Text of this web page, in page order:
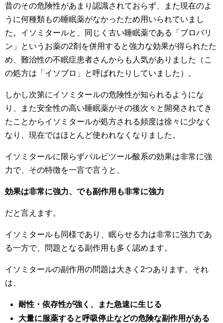
昔のその危険性があまり認識されておらず、また現在のよ
うに何種類もの睡眠薬がなかったため用いられていまし
た。イソミタールと、同じく古い睡眠薬である「ブロバリ
ン」というお薬の2剤を併用すると強力な効果が得られたた
め、難治性の不眠症患者さんからも人気がありました（こ
の処方は「イソブロ」と呼ばれたりしていました）。
しかし次第にイソミタールの危険性が知られるようにな
り、また安全性の高い睡眠薬がその後次々と開発されてき
たことからイソミタールが処方される頻度は徐々に少なく
なり、現在ではほとんど使われなくなりました。
イソミタールに限らずバルビツール酸系の効果は非常に強
力で、その特徴を一言で言うと、
効果は非常に強力、でも副作用も非常に強力
だと言えます。
イソミタールも同様であり、眠らせる力は非常に強力であ
る一方で、問題となる副作用も多く認めます。
イソミタールの副作用の問題は大きく2つあります。それ
は、
耐性・依存性が強く、また急速に生じる
大量に服薬すると呼吸停止などの危険な副作用がある